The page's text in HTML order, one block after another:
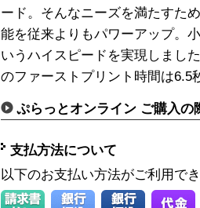
ード。そんなニーズを満たすた
能を従来よりもパワーアップ。
いうハイスピードを実現しまし
のファーストプリント時間は6.5
ぷらっとオンライン ご購入の
支払方法について
以下のお支払い方法がご利用で